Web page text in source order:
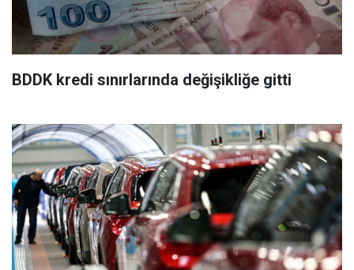
BDDK kredi sınırlarında değişikliğe gitti